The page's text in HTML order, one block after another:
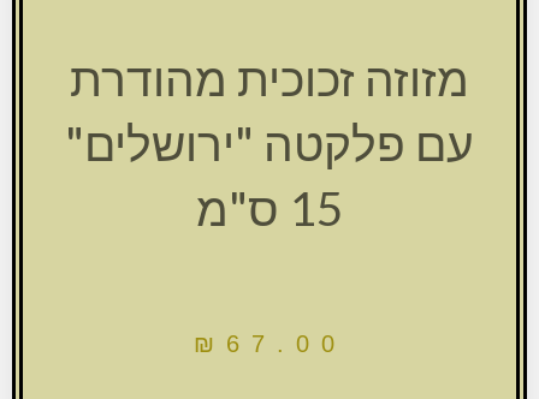
מזוזה זכוכית מהודרת
עם פלקטה "ירושלים"
15 ס"מ
₪ 67.00